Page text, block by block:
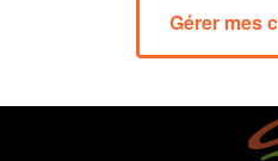
Gérer mes